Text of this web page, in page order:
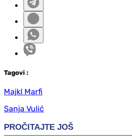
Tagovi :
Majkl Marfi
Sanja Vulić